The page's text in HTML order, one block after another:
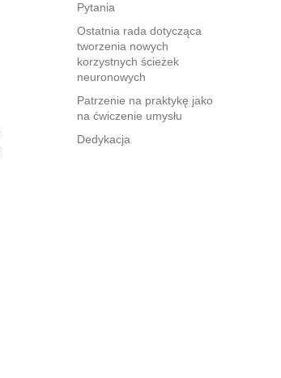
Pytania
Ostatnia rada dotycząca
tworzenia nowych
korzystnych ścieżek
neuronowych
Patrzenie na praktykę jako
na ćwiczenie umysłu
Dedykacja